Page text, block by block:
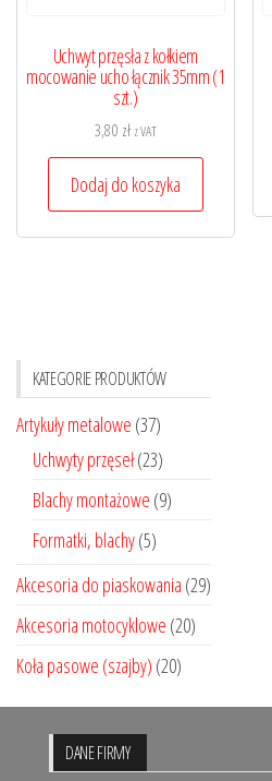
Uchwyt przęsła z kołkiem
mocowanie ucho łącznik 35mm (1
szt.)
3,80 zł z VAT
Dodaj do koszyka
KATEGORIE PRODUKTÓW
Artykuły metalowe (37)
Uchwyty przęseł(23)
Blachy montażowe (9)
Formatki, blachy(5)
Akcesoria do piaskowania (29)
Akcesoria motocyklowe (20)
Koła pasowe (szajby) (20)
DANE FIRMY